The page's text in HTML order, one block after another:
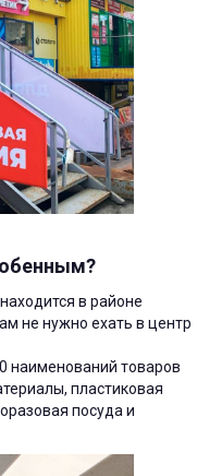
в районе
не нужно ехать в центр
наименований товаров
пластиковая
посуда и